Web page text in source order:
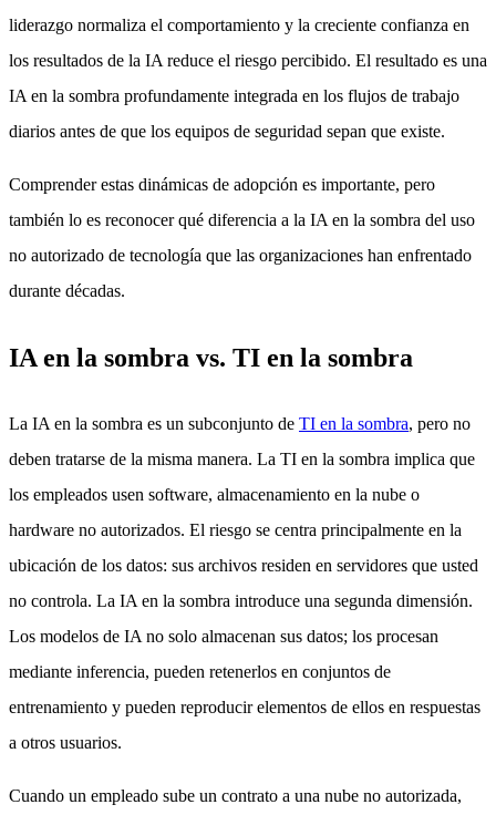
liderazgo normaliza el comportamiento y la creciente confianza en
los resultados de la IA reduce el riesgo percibido. El resultado es una
IA en la sombra profundamente integrada en los flujos de trabajo
diarios antes de que los equipos de seguridad sepan que existe.
Comprender estas dinámicas de adopción es importante, pero
también lo es reconocer qué diferencia a la IA en la sombra del uso
no autorizado de tecnología que las organizaciones han enfrentado
durante décadas.
IA en la sombra vs. TI en la sombra
La IA en la sombra es un subconjunto de TI en la sombra, pero no
deben tratarse de la misma manera. La TI en la sombra implica que
los empleados usen software, almacenamiento en la nube o
hardware no autorizados. El riesgo se centra principalmente en la
ubicación de los datos: sus archivos residen en servidores que usted
no controla. La IA en la sombra introduce una segunda dimensión.
Los modelos de IA no solo almacenan sus datos; los procesan
mediante inferencia, pueden retenerlos en conjuntos de
entrenamiento y pueden reproducir elementos de ellos en respuestas
a otros usuarios.
Cuando un empleado sube un contrato a una nube no autorizada,